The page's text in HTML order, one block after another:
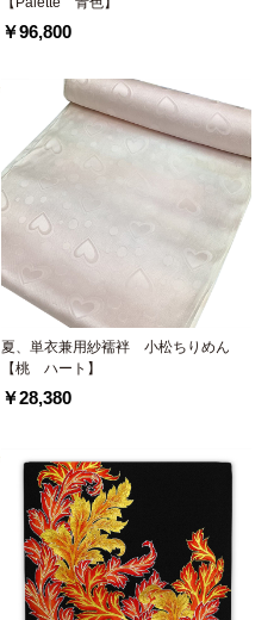
￥96,800
夏、単衣兼用紗襦袢 小松ちりめん
【桃 ハート】
￥28,380